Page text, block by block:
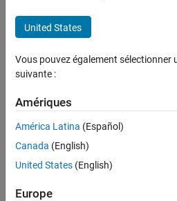
different stages of the Mission On Mars
videos will enable you to move further
the
United States
Vous pouvez également sélectionner
suivante :
Amériques
América Latina (Español)
Canada (English)
United States (English)
Europe